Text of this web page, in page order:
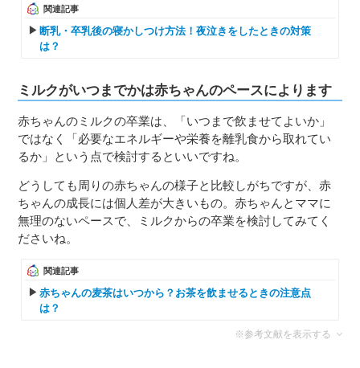
関連記事
断乳・卒乳後の寝かしつけ方法！夜泣きをしたときの対策
は？
ミルクがいつまでかは赤ちゃんのペースによります
赤ちゃんのミルクの卒業は、「いつまで飲ませてよいか」
ではなく「必要なエネルギーや栄養を離乳食から取れてい
るか」という点で検討するといいですね。
どうしても周りの赤ちゃんの様子と比較しがちですが、赤
ちゃんの成長には個人差が大きいもの。赤ちゃんとママに
無理のないペースで、ミルクからの卒業を検討してみてく
ださいね。
関連記事
赤ちゃんの麦茶はいつから？お茶を飲ませるときの注意点
は？
※参考文献を表示する